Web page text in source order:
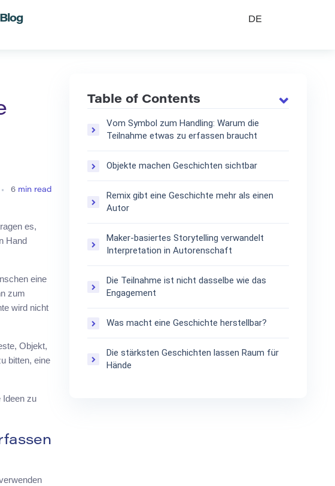
Blog DE
6 min read
es,
Hand
eine
zum
wird nicht
Objekt,
bitten, eine
Ideen zu
Table of Contents
Vom Symbol zum Handling: Warum die
Teilnahme etwas zu erfassen braucht
Objekte machen Geschichten sichtbar
Remix gibt eine Geschichte mehr als einen
Autor
Maker-basiertes Storytelling verwandelt
Interpretation in Autorenschaft
Die Teilnahme ist nicht dasselbe wie das
Engagement
Was macht eine Geschichte herstellbar?
Die stärksten Geschichten lassen Raum für
Hände